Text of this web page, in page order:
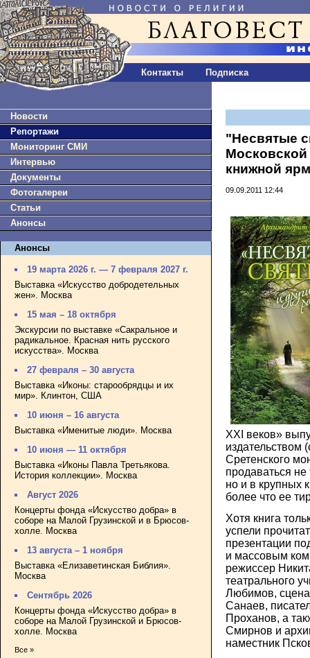
Контакты Подписка
Новости
Репортажи
Мониторинг СМИ
Интервью
Документы
Фотогалереи
Статьи
Анонсы
Анонсы
19 марта 2026 г. — 7 февраля 2027 г.
Выставка «Искусство добродетельных
жен». Москва
15 мая – 18 октября
Экскурсии по выставке «Сакральное и
радикальное. Красная нить русского
искусства». Москва
27 февраля – 30 августа
Выставка «Иконы: старообрядцы и их
мир». Клинтон, США
10 июня – 16 августа
Выставка «Именитые люди». Москва
10 июня — 11 октября
Выставка «Иконы Павла Третьякова.
История коллекции». Москва
Август 2026
Концерты фонда «Искусство добра» в
соборе на Малой Грузинской и в Брюсов-
холле. Москва
13 августа – 1 ноября
Выставка «Елизаветинская Библия».
Москва
Сентябрь 2026
Концерты фонда «Искусство добра» в
соборе на Малой Грузинской и Брюсов-
холле. Москва
Все »
"Несвятые
книжной
09.09.2011 12:44
XXI веков»
издательством
Сретенского
продаваться
но и в крупных
более что ее
Хотя книга
успели
презентации
и массовым
режиссер
театрального
Любимов,
Санаев,
Проханов, а
Смирнов и
наместник